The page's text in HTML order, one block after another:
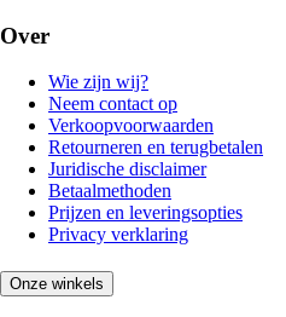
Over
Wie zijn wij?
Neem contact op
Verkoopvoorwaarden
Retourneren en terugbetalen
Juridische disclaimer
Betaalmethoden
Prijzen en leveringsopties
Privacy verklaring
Onze winkels